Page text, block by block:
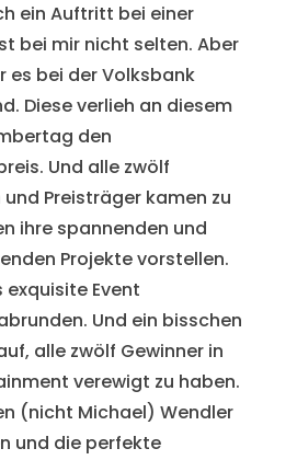
ein Auftritt bei einer
bei mir nicht selten. Aber
es bei der Volksbank
Diese verlieh an diesem
den
Und alle zwölf
Preisträger kamen zu
ihre spannenden und
Projekte vorstellen.
Event
Und ein bisschen
alle zwölf Gewinner in
verewigt zu haben.
(nicht Michael) Wendler
und die perfekte